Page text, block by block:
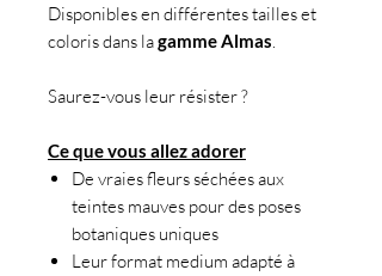
Disponibles en différentes tailles et
coloris dans lagamme Almas.
Saurez-vous leur résister ?
Ce que vous allez adorer
De vraies fleurs séchées aux
teintes mauves pour des poses
botaniques uniques
Leur format medium adapté à